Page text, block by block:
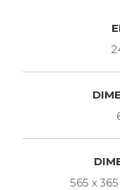
565 x